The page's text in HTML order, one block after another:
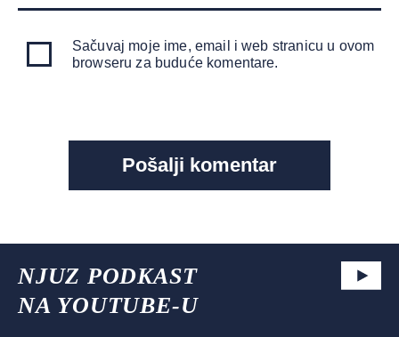
Sačuvaj moje ime, email i web stranicu u ovom
browseru za buduće komentare.
NJUZ PODKAST
NA YOUTUBE-U